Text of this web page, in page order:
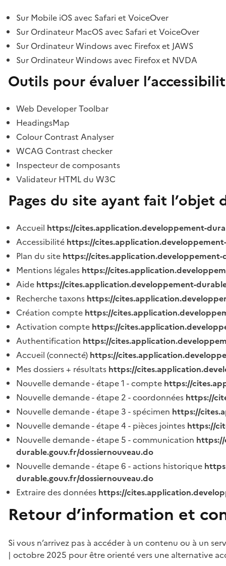
Sur Mobile iOS avec Safari et VoiceOver
Sur Ordinateur MacOS avec Safari et VoiceOver
Sur Ordinateur Windows avec Firefox et JAWS
Sur Ordinateur Windows avec Firefox et NVDA
Outils pour évaluer
Web Developer Toolbar
HeadingsMap
Colour Contrast Analyser
WCAG Contrast checker
Inspecteur de composants
Validateur HTML du W3C
Pages du site ayant fait
Accueil https://cites.application.developpement-
Accessibilité https://
Plan du site https://
Mentions légales https://
Aide https://cites.application.developpement-
Recherche taxons https://
Création compte https://
Activation compte https://
Authentification https://
Accueil (connecté) https://
Mes dossiers + résultats https://
Nouvelle demande - étape 1 - compte https://
Nouvelle demande - étape 2 - coordonnées https://
Nouvelle demande - étape 3 - spécimen https://
Nouvelle demande - étape 4 - pièces jointes https://
Nouvelle demande - étape 5 - communication
durable.gouv.fr/dossiernouveau.do
Nouvelle demande - étape 6 - actions historique
durable.gouv.fr/dossiernouveau.do
Extraire des données https://
Retour d’information et
Si vous n’arrivez pas à accéder à un contenu ou à un
| octobre 2025 pour être orienté vers une alternative